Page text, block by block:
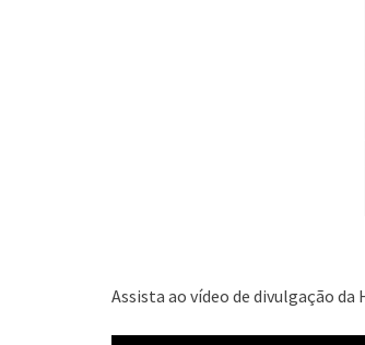
Assista ao vídeo de divulgação da